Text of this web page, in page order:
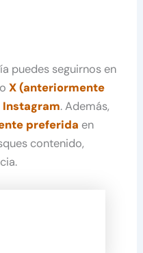
puedes seguirnos en
X (anteriormente
Instagram. Además,
preferida en
contenido,